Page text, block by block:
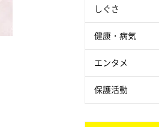
しぐさ
健康・病気
エンタメ
保護活動